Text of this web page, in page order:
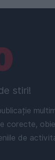
stiri!
corecte,
de